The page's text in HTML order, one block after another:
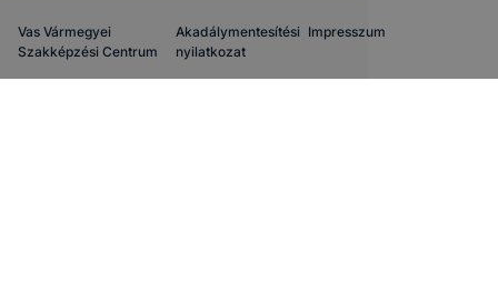
Vas Vármegyei
Szakképzési Centrum
Akadálymentesítési
nyilatkozat
Impresszum